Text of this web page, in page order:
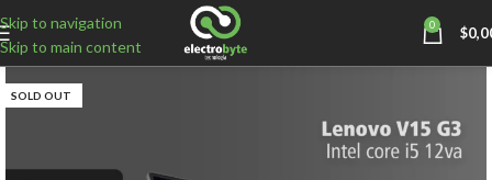
Skip to navigation
Skip to main content
0 $
SOLD OUT